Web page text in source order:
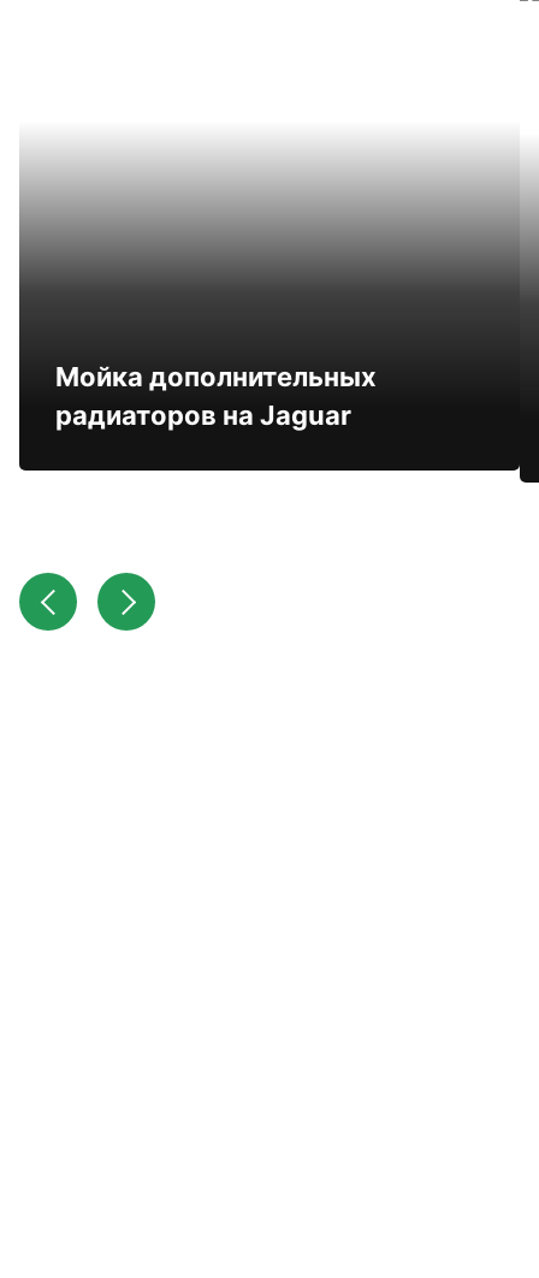
Мойка дополнительных
радиаторов на Jaguar